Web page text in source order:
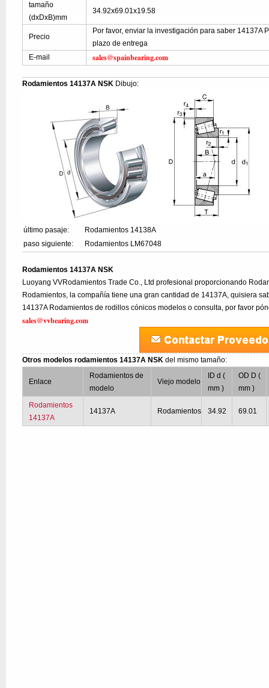
tamaño
(dxDxB)mm
34.92x69.01x19.58
Precio
Por favor, enviar la investigación para saber 14137A
plazo de entrega
E-mail
sales@spainbearing.com
Rodamientos 14137A NSK Dibujo:
último pasaje:
Rodamientos 14138A
paso siguiente:
Rodamientos LM67048
Rodamientos 14137A NSK
Luoyang VVRodamientos Trade Co., Ltd profesional proporcionando
Rodamientos, la compañía tiene una gran cantidad de 14137A, quisiera
14137A Rodamientos de rodillos cónicos modelos o consulta, por favor
sales@vvbearing.com
Otros modelos rodamientos 14137A NSKdel mismo tamaño:
Enlace
Rodamientos de
modelo
Viejo modelo
ID d (
mm )
OD D (
mm )
Rodamientos
14137A
14137A Rodamientos 34.92 69.01